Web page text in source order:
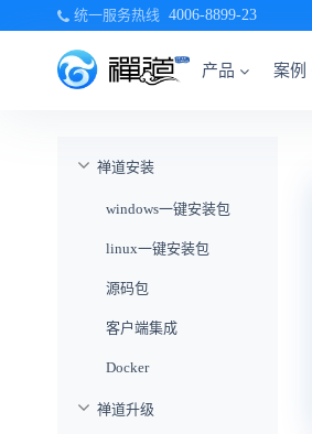
统一服务热线 4006-8899-23
产品 案例
禅道安装
windows一键安装包
linux一键安装包
源码包
客户端集成
Docker
禅道升级